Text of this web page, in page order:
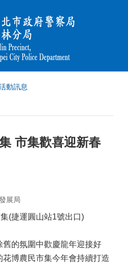
動訊息
市集歡喜迎新春
展局
(捷運圓山站1號出口)
的氛圍中歡慶龍年迎接好
博農民市集今年會持續打造